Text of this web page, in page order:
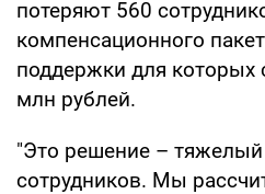
потеряют 560
компенсационного
поддержки для которых
млн рублей.
"Это решение – тяжелый
сотрудников. Мы